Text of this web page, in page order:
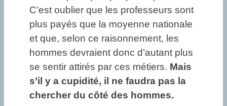
C’est oublier que les professeurs sont
plus payés que la moyenne nationale
et que, selon ce raisonnement, les
hommes devraient donc d’autant plus
se sentir attirés par ces métiers. Mais
s’il y a cupidité, il ne faudra pas la
chercher du côté des hommes.